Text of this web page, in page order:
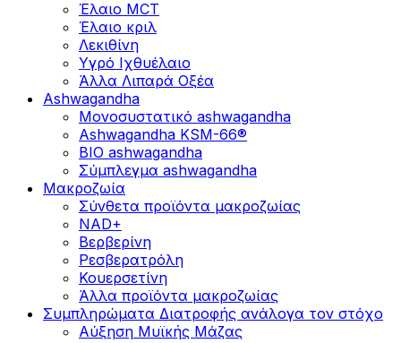
Έλαιο MCT
Έλαιο κριλ
Λεκιθίνη
Υγρό Ιχθυέλαιο
Άλλα Λιπαρά Οξέα
Ashwagandha
Μονοσυστατικό ashwagandha
Ashwagandha KSM-66®
BIO ashwagandha
Σύμπλεγμα ashwagandha
Μακροζωία
Σύνθετα προϊόντα μακροζωίας
NAD+
Βερβερίνη
Ρεσβερατρόλη
Κουερσετίνη
Άλλα προϊόντα μακροζωίας
Συμπληρώματα Διατροφής ανάλογα τον στόχο
Αύξηση Μυϊκής Μάζας